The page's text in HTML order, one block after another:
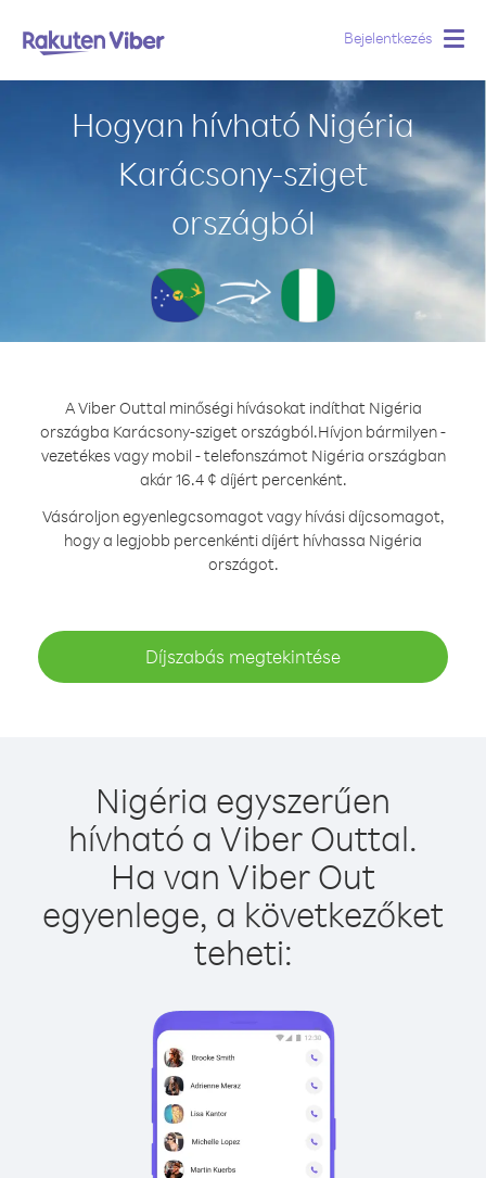
Bejelentkezés
Hogyan hívható Nigéria
Karácsony-sziget
országból
A Viber Outtal minőségi hívásokat indíthat Nigéria
országba Karácsony-sziget országból.Hívjon bármilyen -
vezetékes vagy mobil - telefonszámot Nigéria országban
akár 16.4 ¢ díjért percenként.
Vásároljon egyenlegcsomagot vagy hívási díjcsomagot,
hogy a legjobb percenkénti díjért hívhassa Nigéria
országot.
Díjszabás megtekintése
Nigéria egyszerűen
hívható a Viber Outtal.
Ha van Viber Out
egyenlege, a következőket
teheti: